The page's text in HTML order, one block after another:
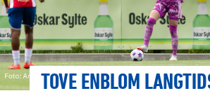
TOVE ENBLOM